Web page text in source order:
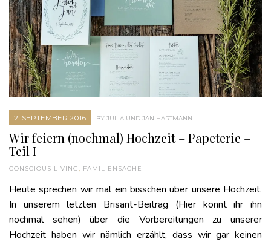
2. SEPTEMBER 2016 BY JULIA UND JAN HARTMANN
Wir feiern (nochmal) Hochzeit – Papeterie –
Teil I
CONSCIOUS LIVING, FAMILIENSACHE
Heute sprechen wir mal ein bisschen über unsere Hochzeit.
In unserem letzten Brisant-Beitrag (Hier könnt ihr ihn
nochmal sehen) über die Vorbereitungen zu unserer
Hochzeit haben wir nämlich erzählt, dass wir gar keinen